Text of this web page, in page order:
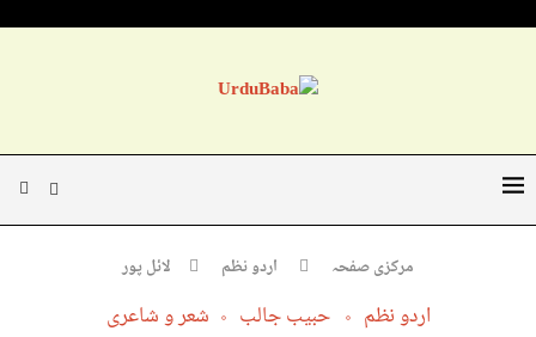
مرکزی صفحہ اردو نظم لائل پور
اردو نظم حبیب جالب شعر و شاعری